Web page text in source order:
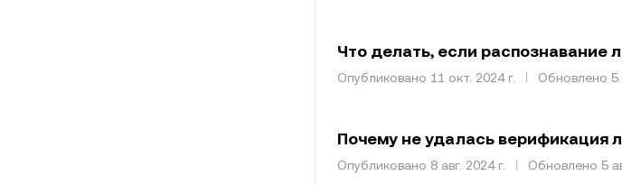
Что делать, если распознавание
Опубликовано 11 окт. 2024 г. Обновлено 5
Почему не удалась верификация
Опубликовано 8 авг. 2024 г. Обновлено 5